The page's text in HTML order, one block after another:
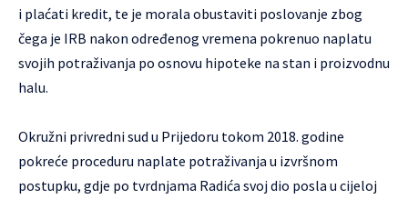
i plaćati kredit, te je morala obustaviti poslovanje zbog
čega je IRB nakon određenog vremena pokrenuo naplatu
svojih potraživanja po osnovu hipoteke na stan i proizvodnu
halu.
Okružni privredni sud u Prijedoru tokom 2018. godine
pokreće proceduru naplate potraživanja u izvršnom
postupku, gdje po tvrdnjama Radića svoj dio posla u cijeloj